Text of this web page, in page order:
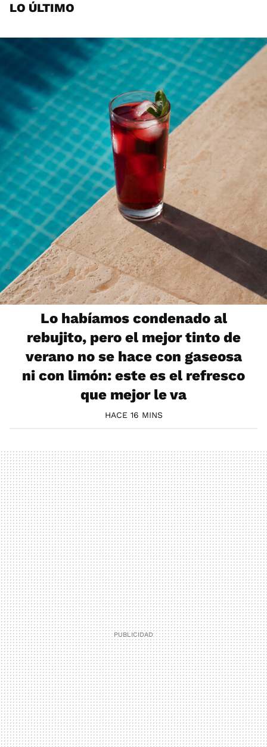
LO ÚLTIMO
Lo habíamos condenado al
rebujito, pero el mejor tinto de
verano no se hace con gaseosa
ni con limón: este es el refresco
que mejor le va
HACE 16 MINS